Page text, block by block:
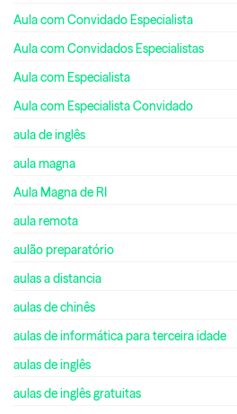
Aula com Convidado Especialista
Aula com Convidados Especialistas
Aula com Especialista
Aula com Especialista Convidado
aula de inglês
aula magna
Aula Magna de RI
aula remota
aulão preparatório
aulas a distancia
aulas de chinês
aulas de informática para terceira idade
aulas de inglês
aulas de inglês gratuitas